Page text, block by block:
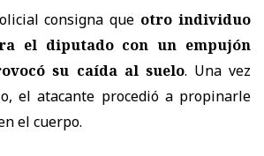
consigna que otro individuo
el diputado con un empujón
su caída al suelo. Una vez
el atacante procedió a propinarle
el cuerpo.